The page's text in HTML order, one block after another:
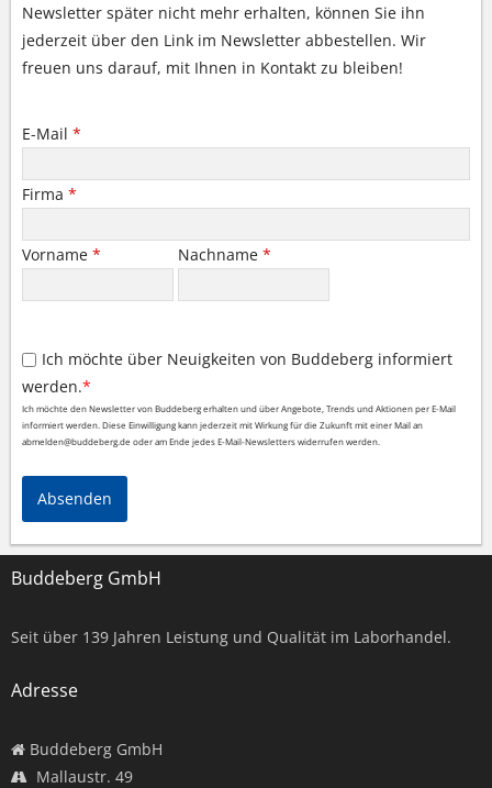
Newsletter später nicht mehr erhalten, können Sie ihn
jederzeit über den Link im Newsletter abbestellen. Wir
freuen uns darauf, mit Ihnen in Kontakt zu bleiben!
E-Mail *
Firma *
Vorname * Nachname *
Ich möchte über Neuigkeiten von Buddeberg informiert
werden.*
Ich möchte den Newsletter von Buddeberg erhalten und über Angebote, Trends und Aktionen per E-Mail
informiert werden. Diese Einwilligung kann jederzeit mit Wirkung für die Zukunft mit einer Mail an
abmelden@buddeberg.de oder am Ende jedes E-Mail-Newsletters widerrufen werden.
Absenden
Buddeberg GmbH
Seit über 139 Jahren Leistung und Qualität im Laborhandel.
Adresse
Buddeberg GmbH
Mallaustr. 49